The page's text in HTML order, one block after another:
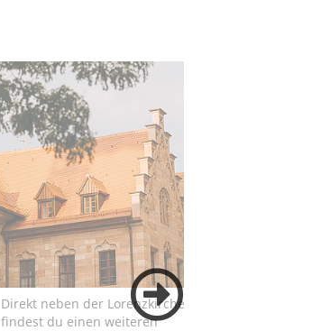
Direkt neben der Lorenzkirche
findest du einen weiteren